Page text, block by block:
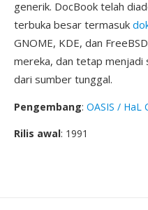
generik. DocBook telah
terbuka besar termasuk
GNOME, KDE, dan
mereka, dan tetap menjadi
dari sumber tunggal.
Pengembang: OASIS / HaL
Rilis awal: 1991